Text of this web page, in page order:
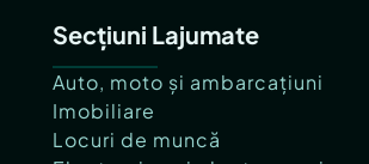
Secțiuni Lajumate
Auto, moto și ambarcațiuni
Imobiliare
Locuri de muncă